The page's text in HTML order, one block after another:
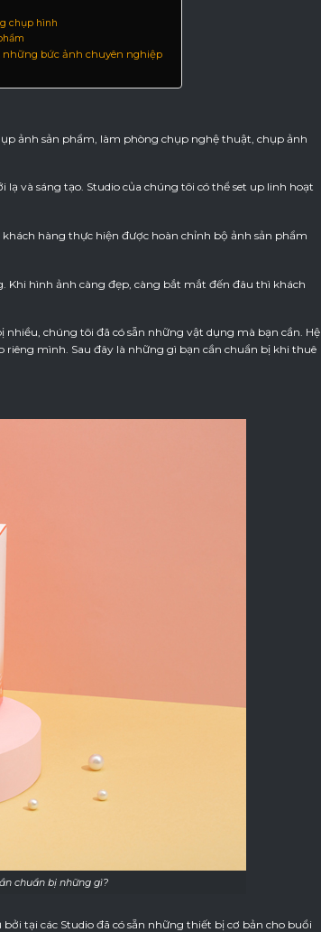
chụp hình
những bức ảnh chuyên nghiệp
ảnh sản phẩm, làm phòng chụp nghệ thuật, chụp ảnh
và sáng tạo. Studio của chúng tôi có thể set up linh hoạt
hàng thực hiện được hoàn chỉnh bộ ảnh sản phẩm
Khi hình ảnh càng đẹp, càng bắt mắt đến đâu thì khách
chúng tôi đã có sẵn những vật dụng mà bạn cần. Hệ
mình. Sau đây là những gì bạn cần chuẩn bị khi thuê
chuẩn bị những gì?
tại các Studio đã có sẵn những thiết bị cơ bản cho buổi